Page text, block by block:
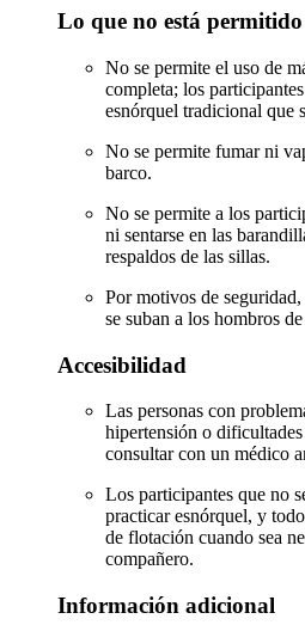
Lo que no está permitido
No se permite el uso de
completa; los
esnórquel tradicional que
No se permite fumar ni
barco.
No se permite a los
ni sentarse en las
respaldos de las sillas.
Por motivos de
se suban a los hombros
Accesibilidad
Las personas con
hipertensión o
consultar con un médico
Los participantes que no
practicar esnórquel, y
de flotación cuando sea
compañero.
Información adicional